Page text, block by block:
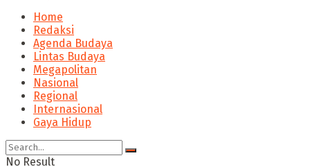
Home
Redaksi
Agenda Budaya
Lintas Budaya
Megapolitan
Nasional
Regional
Internasional
Gaya Hidup
No Result